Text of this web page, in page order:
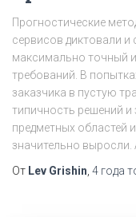
Прогностические
сервисов диктовали и
максимально точный
требований. В
заказчика в пустую
типичность решений и
предметных областей
значительно выросли.
От Lev Grishin, 4 года